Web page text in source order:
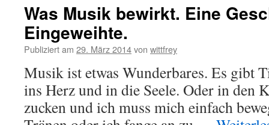
Was Musik bewirkt. Eine
Eingeweihte.
Publiziert am 29. März 2014von wittfrey
Musik ist etwas Wunderbares. Es gibt
ins Herz und in die Seele. Oder in den
zucken und ich muss mich einfach